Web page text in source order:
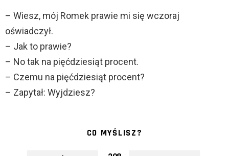
– Wiesz, mój Romek prawie mi się wczoraj
oświadczył.
– Jak to prawie?
– No tak na pięćdziesiąt procent.
– Czemu na pięćdziesiąt procent?
– Zapytał: Wyjdziesz?
CO MYŚLISZ?